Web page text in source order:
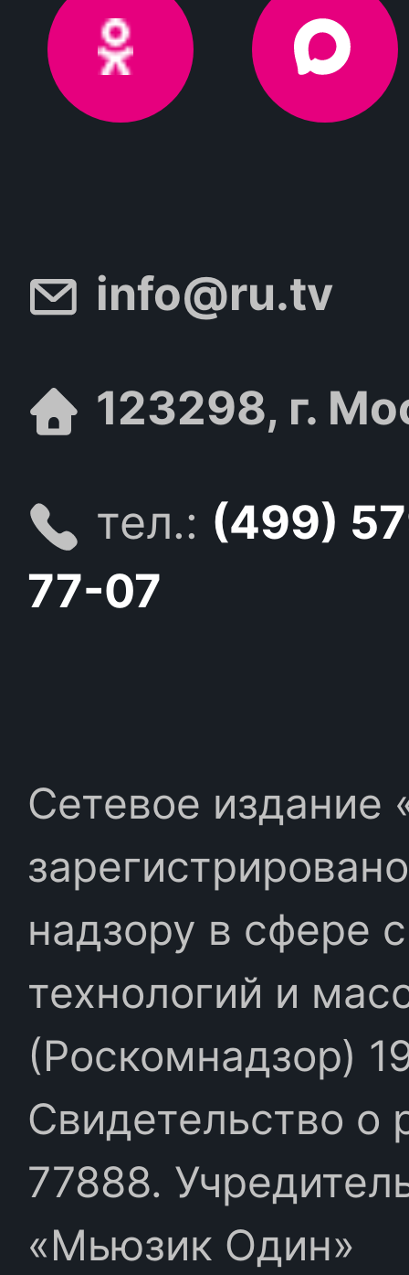
info@ru.tv
123298, г.
тел.: (499)
77-07
Сетевое издание
надзору в сфере
технологий и
(Роскомнадзор)
Свидетельство
77888.
«Мьюзик Один»